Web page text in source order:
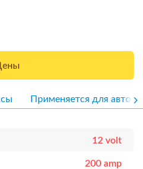
Применяется для авто
12 volt
200 amp